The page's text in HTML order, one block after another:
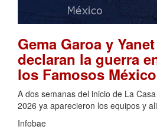
Gema Garoa y
declaran la guerra
los Famosos
A dos semanas del inicio de La
2026 ya aparecieron los equipos y
Infobae